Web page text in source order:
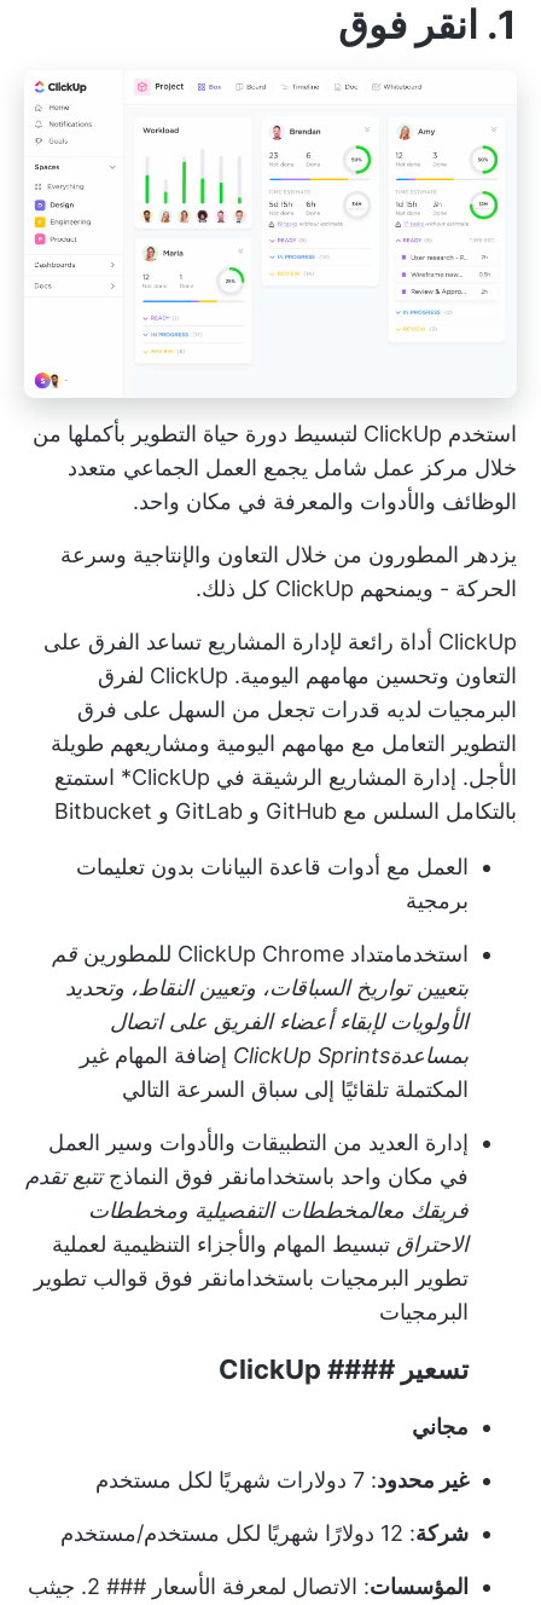
1. انقر فوق
استخدم ClickUp لتبسيط دورة حياة التطوير بأكملها من
خلال مركز عمل شامل يجمع العمل الجماعي متعدد
الوظائف والأدوات والمعرفة في مكان واحد.
يزدهر المطورون من خلال التعاون والإنتاجية وسرعة
الحركة - ويمنحهم ClickUp كل ذلك.
ClickUp أداة رائعة لإدارة المشاريع تساعد الفرق على
التعاون وتحسين مهامهم اليومية.
ClickUp لفرق
البرمجيات لديه قدرات تجعل من السهل على فرق
التطوير التعامل مع مهامهم اليومية ومشاريعهم طويلة
الأجل. إدارة المشاريع الرشيقة في ClickUp
* استمتع
بالتكامل السلس مع GitHub و GitLab و Bitbucket
العمل مع أدوات قاعدة البيانات بدون تعليمات
برمجية
استخدمامتداد ClickUp Chrome للمطورين
قم
بتعيين تواريخ السباقات، وتعيين النقاط، وتحديد
الأولويات لإبقاء أعضاء الفريق على اتصال
بمساعدةClickUp Sprints إضافة المهام غير
المكتملة تلقائيًا إلى سباق السرعة التالي
إدارة العديد من التطبيقات والأدوات وسير العمل
في مكان واحد باستخدامانقر فوق النماذجتتبع تقدم
فريقك معالمخططات التفصيلية ومخططات
الاحتراق تبسيط المهام والأجزاء التنظيمية لعملية
تطوير البرمجيات باستخدامانقر فوق قوالب تطوير
البرمجيات
تسعير #### ClickUp
مجاني
غير محدود: 7 دولارات شهريًا لكل مستخدم
شركة: 12 دولارًا شهريًا لكل مستخدم/مستخدم
المؤسسات: الاتصال لمعرفة الأسعار ### 2. جيثب